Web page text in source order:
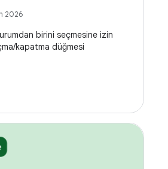
2026
birini seçmesine izin
kapatma düğmesi